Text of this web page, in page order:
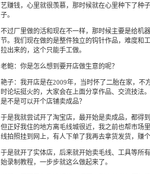
艺赚钱，心里就很羡慕，那时候就在心里种下了种
子。
不过厂里做的活和现在不一样，那时候主要是给机
节。我们现在做的是整件独立的钩针作品，难度和
拉出来的，这个只能手工做。
老鲍：你是怎么想到要开店做生意的呢？
艳子：我开店是在2009年，当时怀了二胎在家，不
时论坛挺火的，大家会在上面分享作品、交流技法
是不是可以开个店铺卖成品？
于是我就尝试开了淘宝店，最开始是卖成品，都得
但正好我住的地方离毛线城很近，我之前也帮市场
线拍照挂到网上，有人下单了我再去拿货发货，赚
于是就开了实体店，后来就开始卖毛线、工具等所
始录制教程，一步步就这么做起来了。